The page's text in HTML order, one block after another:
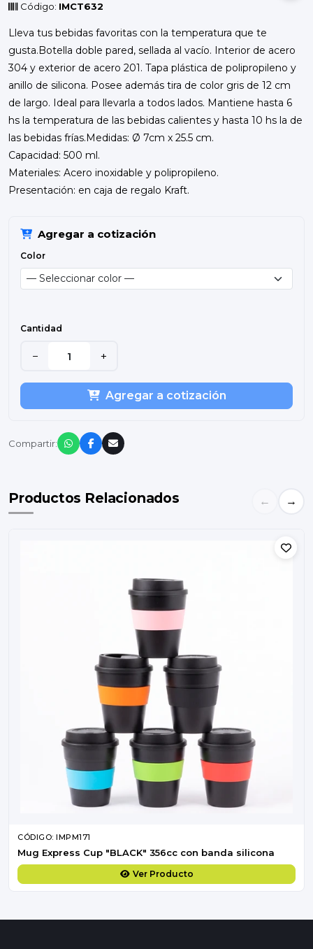
Código: IMCT632
Lleva tus bebidas favoritas con la temperatura que te
gusta.Botella doble pared, sellada al vacío. Interior de acero
304 y exterior de acero 201. Tapa plástica de polipropileno y
anillo de silicona. Posee además tira de color gris de 12 cm
de largo. Ideal para llevarla a todos lados. Mantiene hasta 6
hs la temperatura de las bebidas calientes y hasta 10 hs la de
las bebidas frías.Medidas: Ø 7cm x 25.5 cm.
Capacidad: 500 ml.
Materiales: Acero inoxidable y polipropileno.
Presentación: en caja de regalo Kraft.
Agregar a cotización
Color
Cantidad
− +
Agregar a cotización
Compartir:
Productos Relacionados ← →
CÓDIGO: IMPM171
Mug Express Cup "BLACK" 356cc con banda silicona
Ver Producto